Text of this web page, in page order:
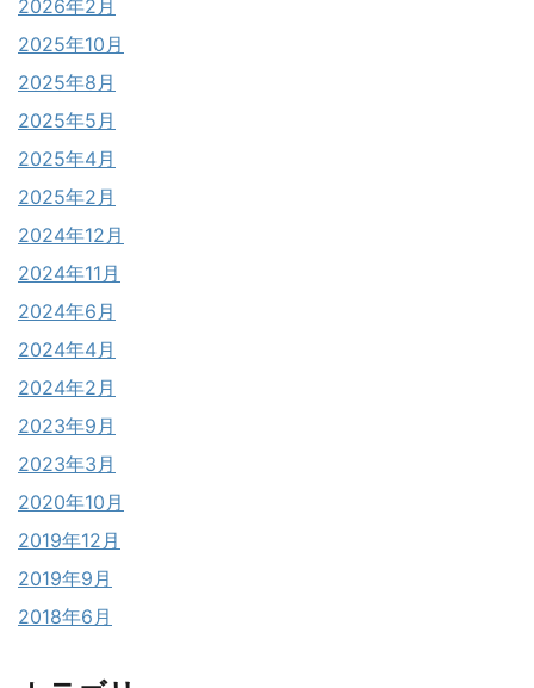
2026年2月
2025年10月
2025年8月
2025年5月
2025年4月
2025年2月
2024年12月
2024年11月
2024年6月
2024年4月
2024年2月
2023年9月
2023年3月
2020年10月
2019年12月
2019年9月
2018年6月